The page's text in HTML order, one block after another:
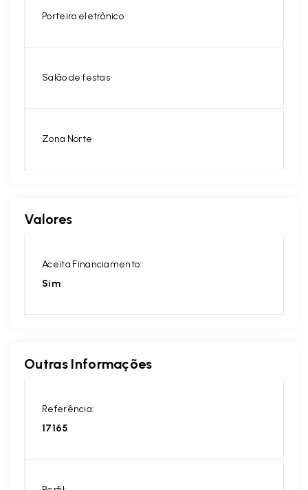
Porteiro eletrônico
Salão de festas
Zona Norte
Valores
Aceita Financiamento:
Sim
Outras Informações
Referência:
17165